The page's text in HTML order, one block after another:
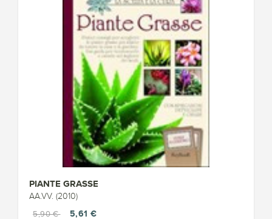
PIANTE GRASSE
AA.VV. (2010)
5,90 €
5,61 €